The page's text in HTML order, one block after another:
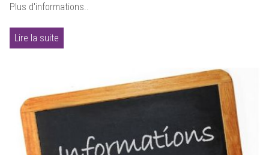
Plus d'informations..
Lire la suite